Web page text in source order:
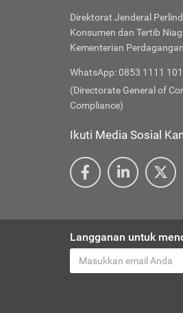
Direktorat Jenderal
Konsumen dan Tertib
Kementerian
WhatsApp: 0853 1111
(Directorate General of
Compliance)
Ikuti Media Sosial
Langganan untuk